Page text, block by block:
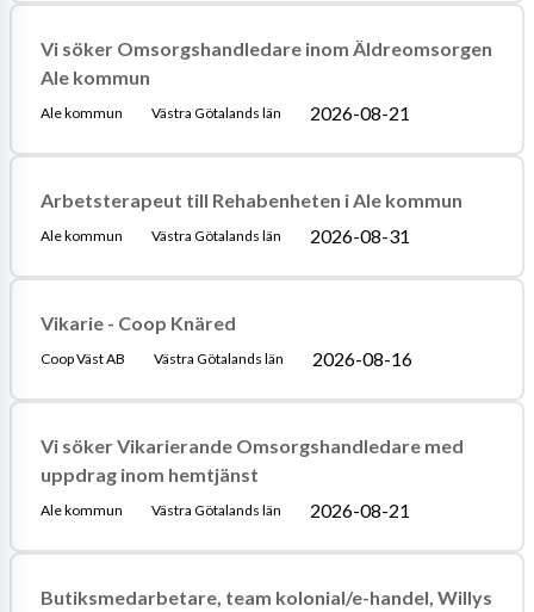
Vi söker Omsorgshandledare inom Äldreomsorgen
Ale kommun
Ale kommun Västra Götalands län 2026-08-21
Arbetsterapeut till Rehabenheten i Ale kommun
Ale kommun Västra Götalands län 2026-08-31
Vikarie - Coop Knäred
Coop Väst AB Västra Götalands län 2026-08-16
Vi söker Vikarierande Omsorgshandledare med
uppdrag inom hemtjänst
Ale kommun Västra Götalands län 2026-08-21
Butiksmedarbetare, team kolonial/e-handel, Willys